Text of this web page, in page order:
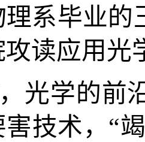
理系毕业的
攻读应用光
光学的前
技术，“